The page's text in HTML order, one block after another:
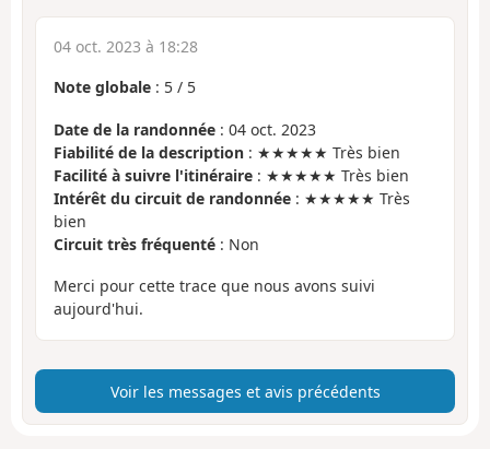
04 oct. 2023 à 18:28
Note globale : 5 / 5
Date de la randonnée : 04 oct. 2023
Fiabilité de la description : ★★★★★ Très bien
Facilité à suivre l'itinéraire : ★★★★★ Très bien
Intérêt du circuit de randonnée : ★★★★★ Très
bien
Circuit très fréquenté : Non
Merci pour cette trace que nous avons suivi
aujourd'hui.
Voir les messages et avis précédents